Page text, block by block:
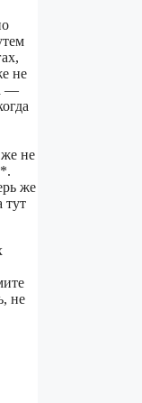
не
—
не
же
тут
не